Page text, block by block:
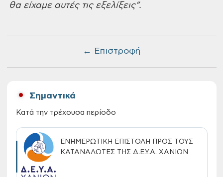
← Επιστροφή
θα είχαμε αυτές τιςεξελίξεις”.
Σημαντικά
Κατά την τρέχουσα περίοδο
ΕΝΗΜΕΡΩΤΙΚΗ ΕΠΙΣΤΟΛΗ ΠΡΟΣ ΤΟΥΣ
ΚΑΤΑΝΑΛΩΤΕΣ ΤΗΣ Δ.Ε.Υ.Α. ΧΑΝΙΩΝ